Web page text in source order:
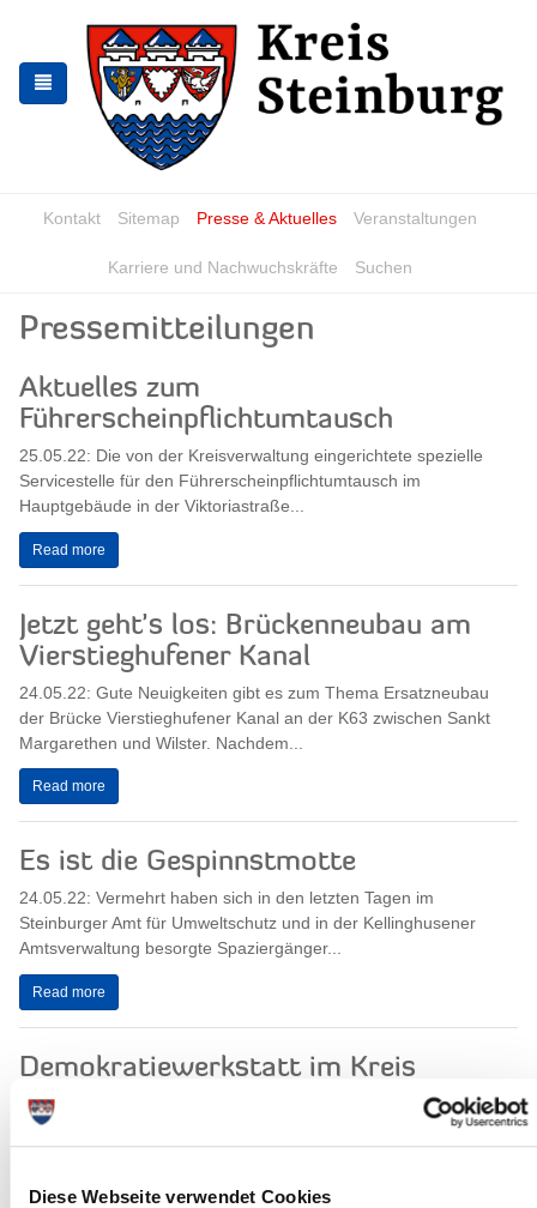
Diese Webseite verwendet Cookies
the
navigation
the
content
Kontakt Sitemap Presse & Aktuelles Veranstaltungen
Karriere und Nachwuchskräfte Suchen
Pressemitteilungen
Aktuelles zum
Führerscheinpflichtumtausch
25.05.22: Die von der Kreisverwaltung eingerichtete spezielle
Servicestelle für den Führerscheinpflichtumtausch im
Hauptgebäude in der Viktoriastraße...
Read more
Jetzt geht’s los: Brückenneubau am
Vierstieghufener Kanal
24.05.22: Gute Neuigkeiten gibt es zum Thema Ersatzneubau
der Brücke Vierstieghufener Kanal an der K63 zwischen Sankt
Margarethen und Wilster. Nachdem...
Read more
Es ist die Gespinnstmotte
24.05.22: Vermehrt haben sich in den letzten Tagen im
Steinburger Amt für Umweltschutz und in der Kellinghusener
Amtsverwaltung besorgte Spaziergänger...
Read more
Demokratiewerkstatt im Kreis
Steinburg
Die Rahmenbedingungen in der Kommunalpolitik sind nicht